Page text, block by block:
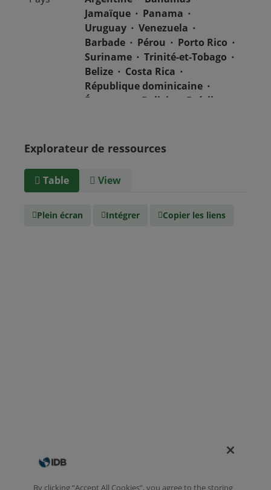
Jamaïque
Panama
Uruguay
Venezuela
Barbade
Pérou
Porto Rico
Suriname
Trinité-et-Tobago
Belize
Costa Rica
République dominicaine
Équateur
Bolivie
Brésil
Guatemala
Guyana
Type de
text/csv
Explorateur de ressources
Table View
Plein écran Intégrer Copier les liens